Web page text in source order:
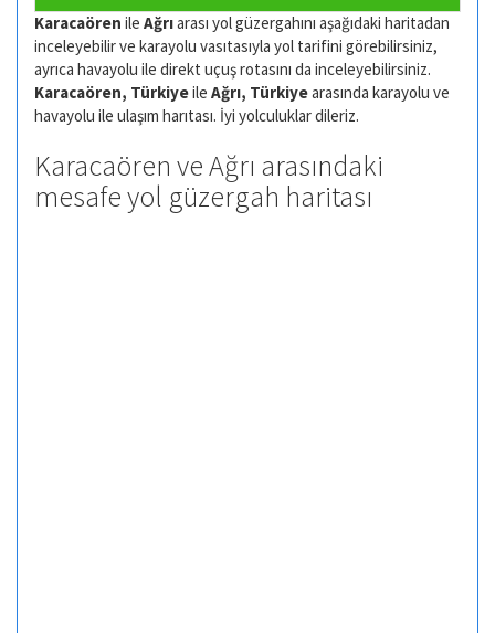
Karacaören ile Ağrıarası yol güzergahını aşağıdaki haritadan
inceleyebilir ve karayolu vasıtasıyla yol tarifini görebilirsiniz,
ayrıca havayolu ile direkt uçuş rotasını da inceleyebilirsiniz.
Karacaören, Türkiyeile Ağrı, Türkiyearasında karayolu ve
havayolu ile ulaşım harıtası. İyi yolculuklar dileriz.
Karacaören ve Ağrı arasındaki
mesafe yol güzergah haritası